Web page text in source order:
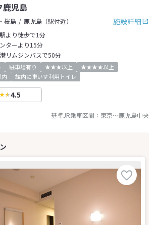
鹿児島
施設詳細
桜島
鹿児島（駅付近）
より徒歩で1分
ターより15分
リムジンバスで50分
駐車場有り ★★★以上
★★★★以上
館内に車いす利用トイレ
4.5
基準JR乗車区間： 東京～鹿児島中央